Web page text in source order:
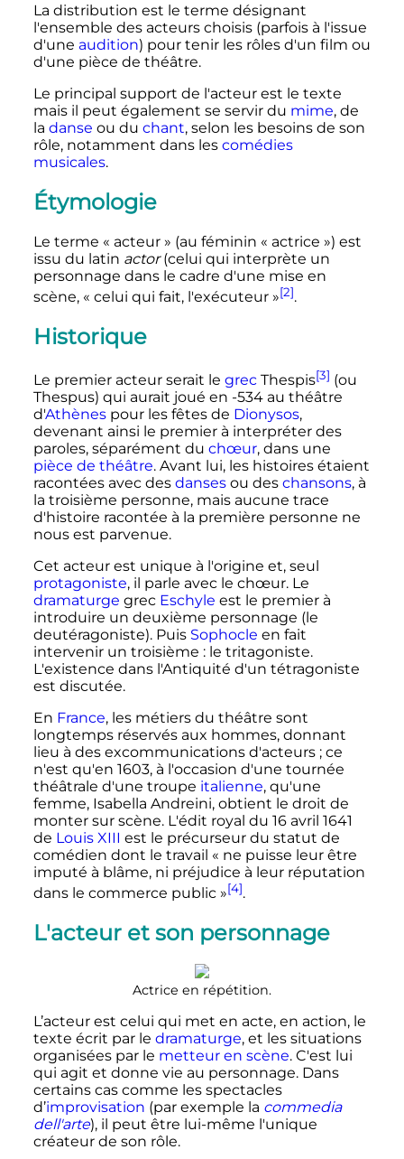
La distribution est le terme désignant
l'ensemble des acteurs choisis (parfois à l'issue
d'une audition) pour tenir les rôles d'un film ou
d'une pièce de théâtre.
Le principal support de l'acteur est le texte
mais il peut également se servir du mime, de
la danse ou du chant, selon les besoins de son
rôle, notamment dans les comédies
musicales.
Étymologie
Le terme « acteur » (au féminin « actrice ») est
issu du latin actor(celui qui interprète un
personnage dans le cadre d'une mise en
scène, « celui qui fait, l'exécuteur »[2].
Historique
Le premier acteur serait le grecThespis[3] (ou
Thespus) qui aurait joué en -534 au théâtre
d'Athènespour les fêtes de Dionysos,
devenant ainsi le premier à interpréter des
paroles, séparément du chœur, dans une
pièce de théâtre. Avant lui, les histoires étaient
racontées avec des dansesou des chansons, à
la troisième personne, mais aucune trace
d'histoire racontée à la première personne ne
nous est parvenue.
Cet acteur est unique à l'origine et, seul
protagoniste, il parle avec le chœur. Le
dramaturge grec Eschyle est le premier à
introduire un deuxième personnage (le
deutéragoniste). Puis Sophocle en fait
intervenir un troisième : le tritagoniste.
L'existence dans l'Antiquité d'un tétragoniste
est discutée.
En France, les métiers du théâtre sont
longtemps réservés aux hommes, donnant
lieu à des excommunications d'acteurs ; ce
n'est qu'en 1603, à l'occasion d'une tournée
théâtrale d'une troupe italienne, qu'une
femme, Isabella Andreini, obtient le droit de
monter sur scène. L'édit royal du 16 avril 1641
de Louis XIII est le précurseur du statut de
comédien dont le travail « ne puisse leur être
imputé à blâme, ni préjudice à leur réputation
dans le commerce public »[4].
L'acteur et son personnage
Actrice en répétition.
L’acteur est celui qui met en acte, en action, le
texte écrit par le dramaturge, et les situations
organisées par le metteur en scène. C'est lui
qui agit et donne vie au personnage. Dans
certains cas comme les spectacles
d’improvisation (par exemple la commedia
dell'arte), il peut être lui-même l'unique
créateur de son rôle.